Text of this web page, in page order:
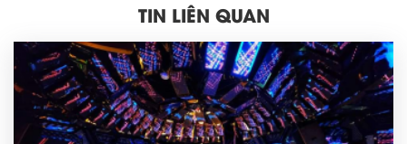
TIN LIÊN QUAN